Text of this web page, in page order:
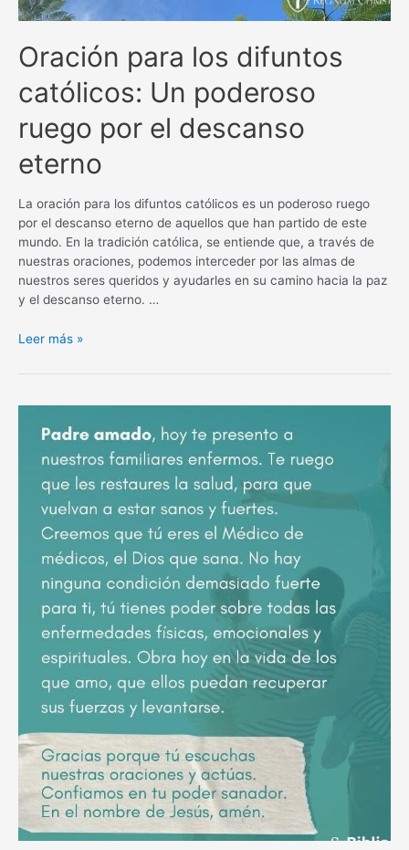
Oración para los difuntos
católicos: Un poderoso
ruego por el descanso
eterno
La oración para los difuntos católicos es un poderoso ruego
por el descanso eterno de aquellos que han partido de este
mundo. En la tradición católica, se entiende que, a través de
nuestras oraciones, podemos interceder por las almas de
nuestros seres queridos y ayudarles en su camino hacia la paz
y el descanso eterno. …
Oración
los
poderoso
descanso
Leer más »